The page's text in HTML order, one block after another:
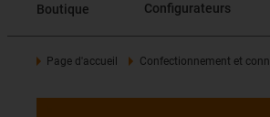
Boutique Configurateurs
Page d'accueil Confectionnement et